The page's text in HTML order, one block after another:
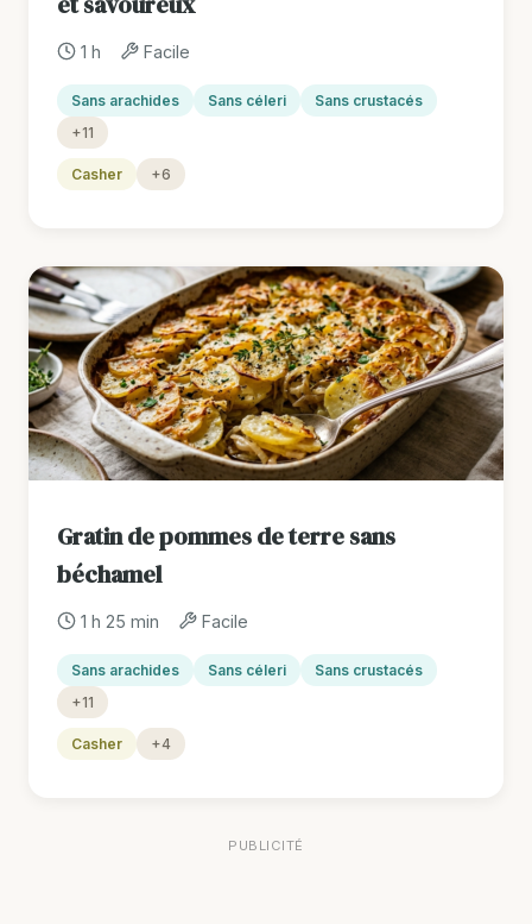
1 h Facile
Sans arachides Sans céleri
Sans crustacés
+11
Casher +6
Gratin de pommes de terre sans
béchamel
1 h 25 min Facile
Sans arachides Sans céleri
Sans crustacés
+11
Casher +4
PUBLICITÉ